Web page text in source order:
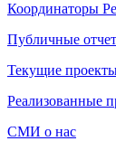
Координаторы
Публичные
Текущие
Реализованные
СМИ о нас